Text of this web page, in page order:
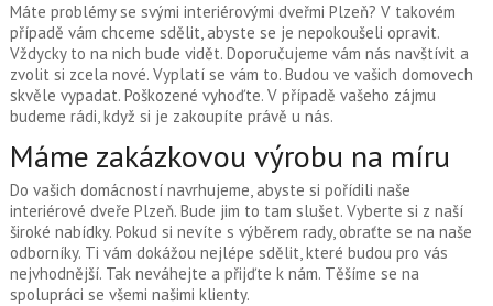
Máte problémy se svými interiérovými dveřmi Plzeň? V takovém
případě vám chceme sdělit, abyste se je nepokoušeli opravit.
Vždycky to na nich bude vidět. Doporučujeme vám nás navštívit a
zvolit si zcela nové. Vyplatí se vám to. Budou ve vašich domovech
skvěle vypadat. Poškozené vyhoďte. V případě vašeho zájmu
budeme rádi, když si je zakoupíte právě u nás.
Máme zakázkovou výrobu na míru
Do vašich domácností navrhujeme, abyste si pořídili naše
interiérové dveře Plzeň. Bude jim to tam slušet. Vyberte si z naší
široké nabídky. Pokud si nevíte s výběrem rady, obraťte se na naše
odborníky. Ti vám dokážou nejlépe sdělit, které budou pro vás
nejvhodnější. Tak neváhejte a přijďte k nám. Těšíme se na
spolupráci se všemi našimi klienty.